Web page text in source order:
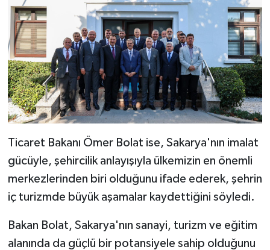
Ticaret Bakanı Ömer Bolat ise, Sakarya'nın imalat
gücüyle, şehircilik anlayışıyla ülkemizin en önemli
merkezlerinden biri olduğunu ifade ederek, şehrin
iç turizmde büyük aşamalar kaydettiğini söyledi.
Bakan Bolat, Sakarya'nın sanayi, turizm ve eğitim
alanında da güçlü bir potansiyele sahip olduğunu